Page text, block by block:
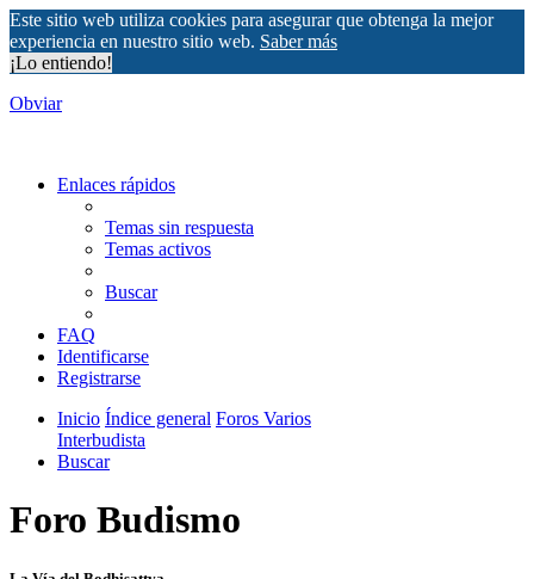
Este sitio web utiliza cookies para asegurar que obtenga la mejor
experiencia en nuestro sitio web. Saber más
¡Lo entiendo!
Obviar
Enlaces rápidos
Temas sin respuesta
Temas activos
Buscar
FAQ
Identificarse
Registrarse
Inicio Índice general Foros Varios
Interbudista
Buscar
Foro Budismo